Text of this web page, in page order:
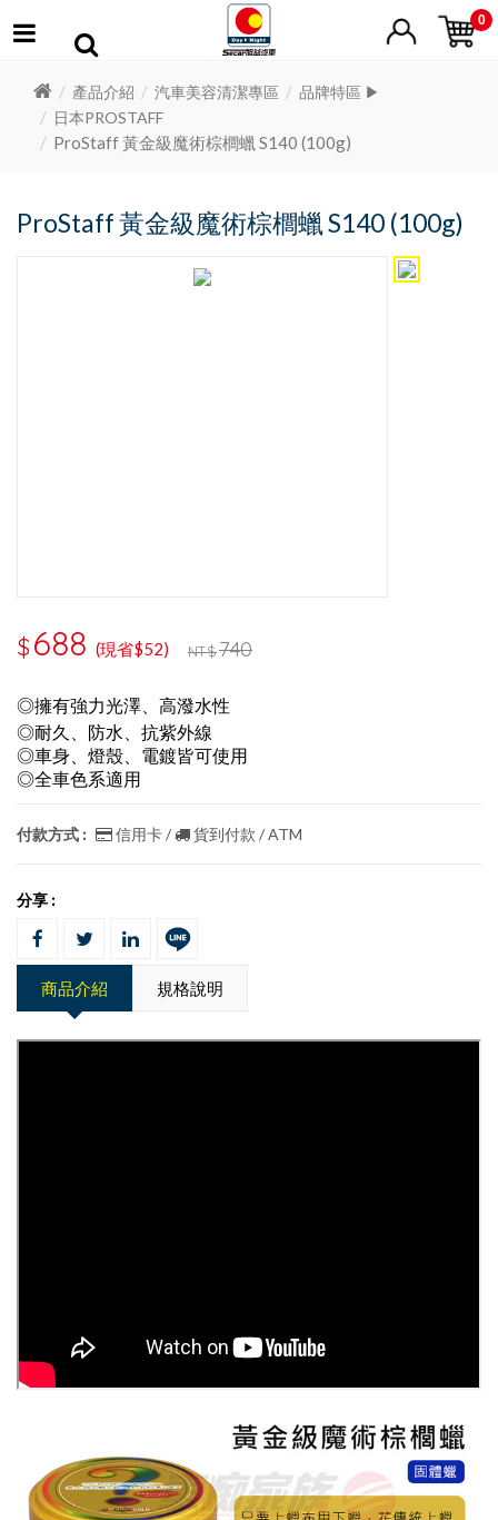
0
產品介紹 汽車美容清潔專區
品牌特區 ▶
日本PROSTAFF
ProStaff 黃金級魔術棕櫚蠟 S140 (100g)
ProStaff 黃金級魔術棕櫚蠟 S140 (100g)
$688 (現省$52) NT$740
◎擁有強力光澤、高潑水性
◎耐久、防水、抗紫外線
◎車身、燈殼、電鍍皆可使用
◎全車色系適用
付款方式 : 信用卡 / 貨到付款 / ATM
分享 :
商品介紹 規格說明